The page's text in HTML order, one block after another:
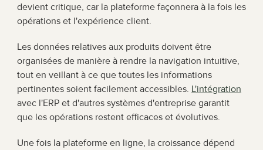
devient critique, car la plateforme façonnera à la fois les
opérations et l'expérience client.
Les données relatives aux produits doivent être
organisées de manière à rendre la navigation intuitive,
tout en veillant à ce que toutes les informations
pertinentes soient facilement accessibles. L'intégration
avec l'ERP et d'autres systèmes d'entreprise garantit
que les opérations restent efficaces et évolutives.
Une fois la plateforme en ligne, la croissance dépend